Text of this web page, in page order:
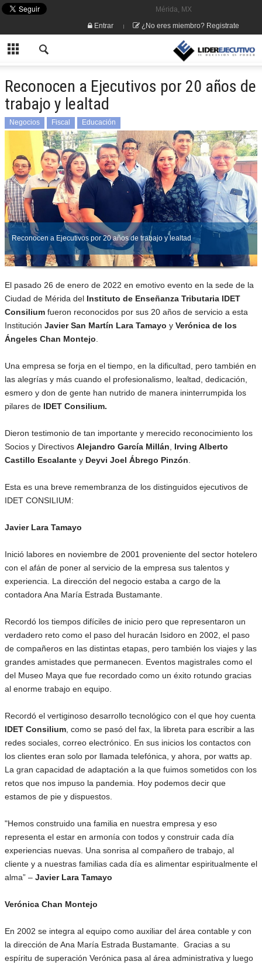
Mérida, MX
Entrar
¿No eres miembro? Registrate
Reconocen a Ejecutivos por 20 años de
trabajo y lealtad
Negocios Fiscal Educación
Reconocen a Ejecutivos por 20 años de trabajo y lealtad
El pasado 26 de enero de 2022 en emotivo evento en la sede de la
Ciudad de Mérida del Instituto de Enseñanza Tributaria IDET
Consilium fueron reconocidos por sus 20 años de servicio a esta
Institución Javier San Martín Lara Tamayo y Verónica de los
Ángeles Chan Montejo
Una empresa se forja en el tiempo, en la dificultad, pero también en
las alegrías y más cuando el profesionalismo, lealtad, dedicación,
esmero y don de gente han nutrido de manera ininterrumpida los
pilares de IDET Consilium.
Dieron testimonio de tan importante y merecido reconocimiento los
Socios y Directivos Alejandro García Millán
Irving Alberto
Castillo Escalante y Deyvi Joel Ábrego Pinzón
Esta es una breve remembranza de los distinguidos ejecutivos de
IDET CONSILIUM:
Javier Lara Tamayo
Inició labores en noviembre de 2001 proveniente del sector hotelero
con el afán de poner al servicio de la empresa sus talentos y
experiencia. La dirección del negocio estaba a cargo de la
contadora Ana María Estrada Bustamante.
Recordó los tiempos difíciles de inicio pero que representaron un
verdadero reto como el paso del huracán Isidoro en 2002, el paso
de compañeros en las distintas etapas, pero también los viajes y las
grandes amistades que permanecen. Eventos magistrales como el
del Museo Maya que fue recordado como un éxito rotundo gracias
al enorme trabajo en equipo.
Recordó el vertiginoso desarrollo tecnológico con el que hoy cuenta
IDET Consilium , como se pasó del fax, la libreta para escribir a las
redes sociales, correo electrónico. En sus inicios los contactos con
los clientes eran solo por llamada telefónica, y ahora, por watts ap.
La gran capacidad de adaptación a la que fuimos sometidos con los
retos que nos impuso la pandemia. Hoy podemos decir que
estamos de pie y dispuestos.
"Hemos construido una familia en nuestra empresa y eso
representa el estar en armonía con todos y construir cada día
experiencias nuevas. Una sonrisa al compañero de trabajo, al
cliente y a nuestras familias cada día es alimentar espiritualmente el
alma” – Javier Lara Tamayo
Verónica Chan Montejo
En 2002 se integra al equipo como auxiliar del área contable y con
la dirección de Ana María Estrada Bustamante. Gracias a su
espíritu de superación Verónica pasa al área administrativa y luego